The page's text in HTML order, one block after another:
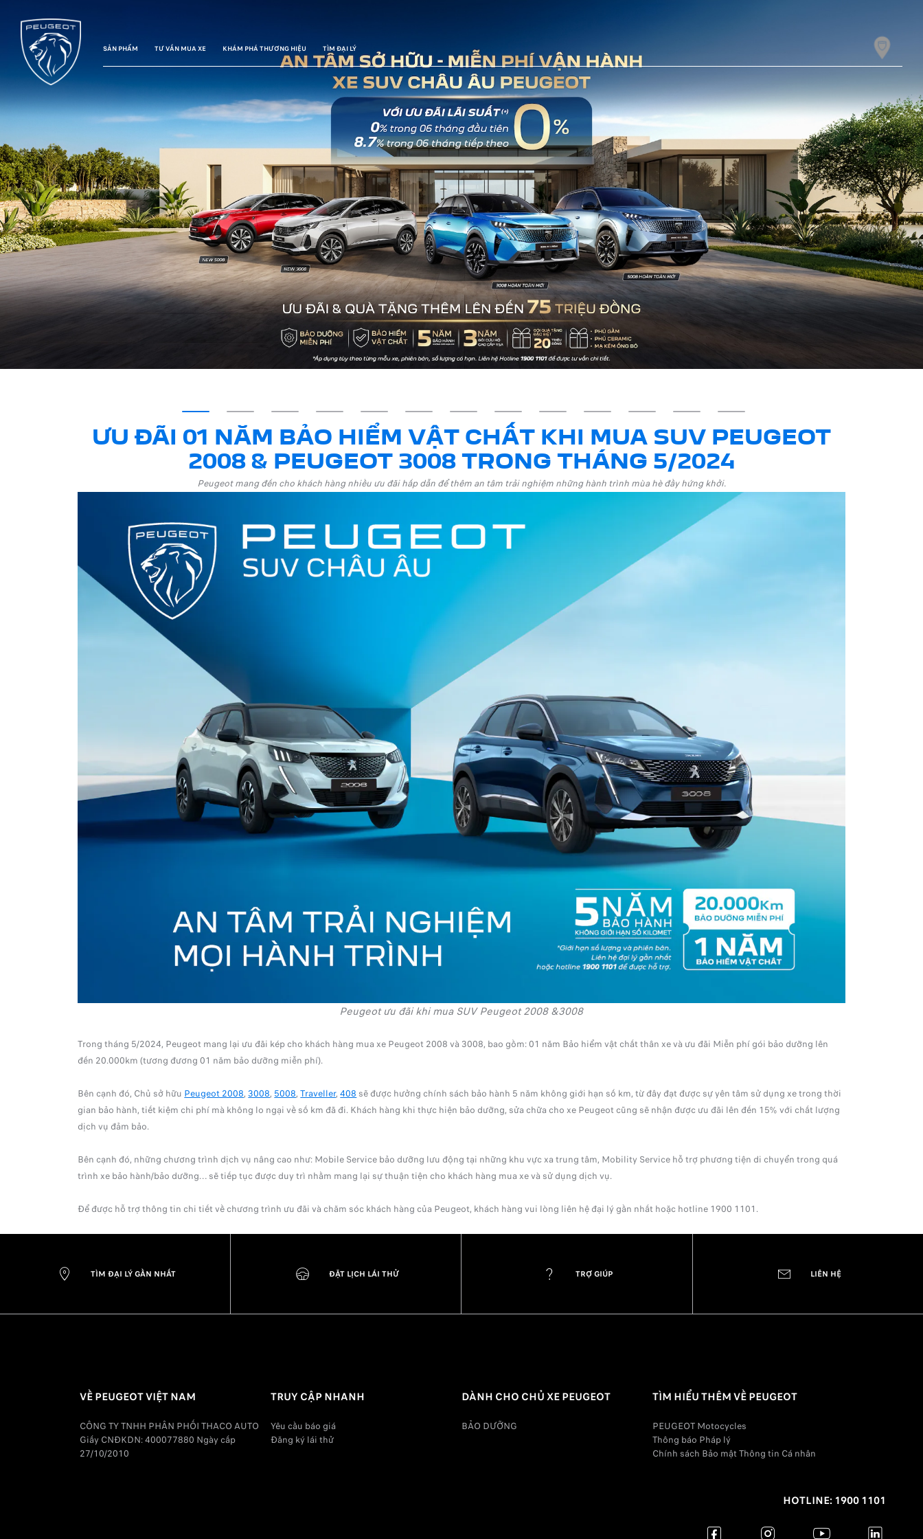
SẢN PHẨM TƯ VẤN MUA XE KHÁM PHÁ THƯƠNG HIỆU TÌM ĐẠI LÝ
ƯU ĐÃI 01 NĂM BẢO HIỂM VẬT CHẤT KHI MUA SUV PEUGEOT
2008 & PEUGEOT 3008 TRONG THÁNG 5/2024
Peugeot mang đến cho khách hàng nhiều ưu đãi hấp dẫn để thêm an tâm trải nghiệm những hành trình mùa hè đầy hứng khởi.
Peugeot ưu đãi khi mua SUV Peugeot 2008 &3008
Trong tháng 5/2024, Peugeot mang lại ưu đãi kép cho khách hàng mua xe Peugeot 2008 và 3008, bao gồm: 01 năm Bảo hiểm vật chất thân xe và ưu đãi Miễn phí gói bảo dưỡng lên
đến 20.000km (tương đương 01 năm bảo dưỡng miễn phí).
Bên cạnh đó, Chủ sở hữu Peugeot 2008, 3008, 5008,Traveller,408 sẽ được hưởng chính sách bảo hành 5 năm không giới hạn số km, từ đây đạt được sự yên tâm sử dụng xe trong thời
gian bảo hành, tiết kiệm chi phí mà không lo ngại về số km đã đi. Khách hàng khi thực hiện bảo dưỡng, sửa chữa cho xe Peugeot cũng sẽ nhận được ưu đãi lên đến 15% với chất lượng
dịch vụ đảm bảo.
Bên cạnh đó, những chương trình dịch vụ nâng cao như: Mobile Service bảo dưỡng lưu động tại những khu vực xa trung tâm, Mobility Service hỗ trợ phương tiện di chuyển trong quá
trình xe bảo hành/bảo dưỡng… sẽ tiếp tục được duy trì nhằm mang lại sự thuận tiện cho khách hàng mua xe và sử dụng dịch vụ.
Để được hỗ trợ thông tin chi tiết về chương trình ưu đãi và chăm sóc khách hàng của Peugeot, khách hàng vui lòng liên hệ đại lý gần nhất hoặc hotline 1900 1101.
TÌM ĐẠI LÝ GẦN NHẤT ĐẶT LỊCH LÁI THỬ TRỢ GIÚP LIÊN HỆ
VỀ PEUGEOT VIỆT NAM
CÔNG TY TNHH PHÂN PHỐI THACO AUTO
Giấy CNĐKDN: 400077880 Ngày cấp
27/10/2010
TRUY CẬP NHANH
Yêu cầu báo giá
Đăng ký lái thử
DÀNH CHO CHỦ XE PEUGEOT
BẢO DƯỠNG
TÌM HIỂU THÊM VỀ PEUGEOT
PEUGEOT Motocycles
Thông báo Pháp lý
Chính sách Bảo mật Thông tin Cá nhân
HOTLINE: 1900 1101